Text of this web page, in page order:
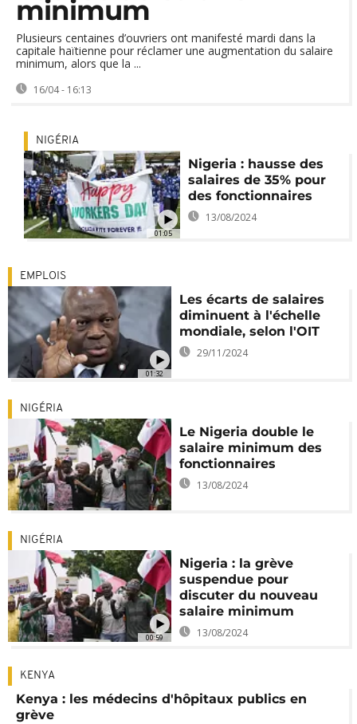
minimum
Plusieurs centaines d’ouvriers ont manifesté mardi dans la
capitale haïtienne pour réclamer une augmentation du salaire
minimum, alors que la ...
16/04 - 16:13
01:05
NIGÉRIA
Nigeria : hausse des
salaires de 35% pour
des fonctionnaires
13/08/2024
01:32
EMPLOIS
Les écarts de salaires
diminuent à l'échelle
mondiale, selon l'OIT
29/11/2024
NIGÉRIA
Le Nigeria double le
salaire minimum des
fonctionnaires
13/08/2024
00:59
NIGÉRIA
Nigeria : la grève
suspendue pour
discuter du nouveau
salaire minimum
13/08/2024
KENYA
Kenya : les médecins d'hôpitaux publics en
grève